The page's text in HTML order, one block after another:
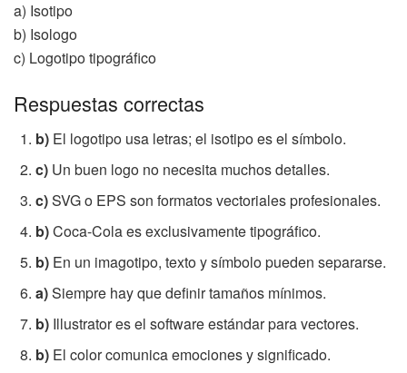
a) Isotipo
b) Isologo
c) Logotipo tipográfico
Respuestas correctas
b) El logotipo usa letras; el isotipo es el símbolo.
c) Un buen logo no necesita muchos detalles.
c)SVG o EPS son formatos vectoriales profesionales.
b)Coca-Cola es exclusivamente tipográfico.
b) En un imagotipo, texto y símbolo pueden separarse.
a)Siempre hay que definir tamaños mínimos.
b) Illustrator es el software estándar para vectores.
b) El color comunica emociones y significado.